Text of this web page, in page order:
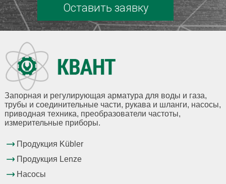
Оставить заявку
Запорная и регулирующая арматура для воды и газа,
трубы и соединительные части, рукава и шланги, насосы,
приводная техника, преобразователи частоты,
измерительные приборы.
Продукция Kübler
Продукция Lenze
Насосы